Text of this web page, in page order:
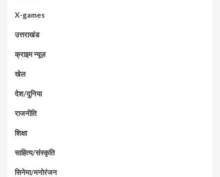
X-games
उत्तराखंड
क्राइम न्यूज़
खेल
देश/दुनिया
राजनीति
शिक्षा
साहित्य/संस्कृति
सिनेमा/मनोरंजन